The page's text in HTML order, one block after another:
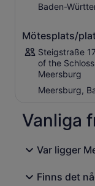
Baden-
Mötesplats/
Steigstraße
of the
Meersburg
Meersburg,
Vanliga
Var ligger
Finns det